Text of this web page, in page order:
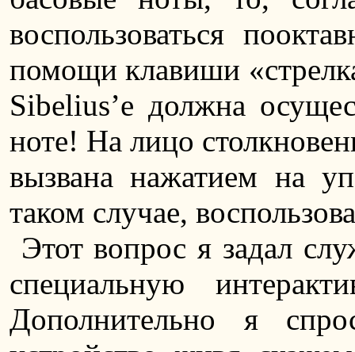
воспользоваться
помощи клавиши
Sibelius’е должна
ноте! На лицо
вызвана нажатием на
таком случае,
Этот вопрос я задал
специальную
Дополнительно я